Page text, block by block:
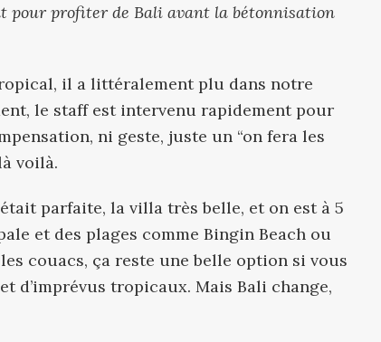
pour profiter de Bali avant la bétonnisation
il a littéralement plu dans notre
le staff est intervenu rapidement pour
ni geste, juste un “on fera les
voilà.
parfaite, la villa très belle, et on est à 5
et des plages comme Bingin Beach ou
couacs, ça reste une belle option si vous
d’imprévus tropicaux. Mais Bali change,